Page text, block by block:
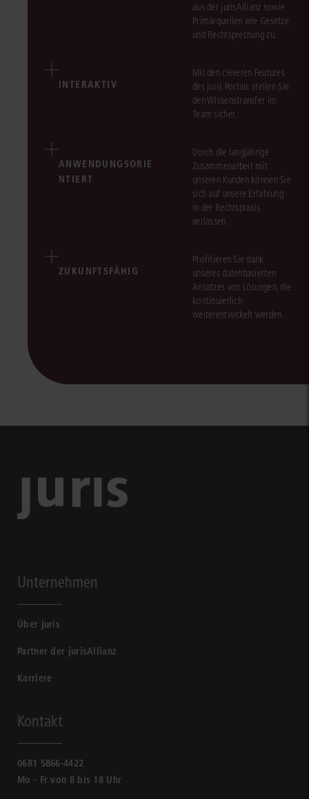
aus der jurisAllianz sowie
Primärquellen wie Gesetze
und Rechtsprechung zu.
INTERAKTIV
Mit den cleveren Features
des juris Portals stellen Sie
den Wissenstransfer im
Team sicher.
ANWENDUNGSORIE
NTIERT
Durch die langjährige
Zusammenarbeit mit
unseren Kunden können Sie
sich auf unsere Erfahrung
in der Rechtspraxis
verlassen.
ZUKUNFTSFÄHIG
Profitieren Sie dank
unseres datenbasierten
Ansatzes von Lösungen, die
kontinuierlich
weiterentwickelt werden.
Unternehmen
Über juris
Partner der jurisAllianz
Karriere
Kontakt
0681 5866-4422
Mo - Fr von 8 bis 18 Uhr